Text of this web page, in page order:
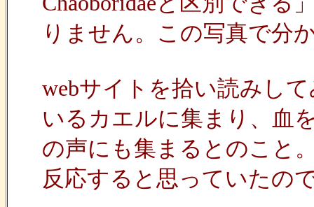
りません。この写真で分
webサイトを拾い読みし
いるカエルに集まり、血
の声にも集まるとのこと
反応すると思っていたの